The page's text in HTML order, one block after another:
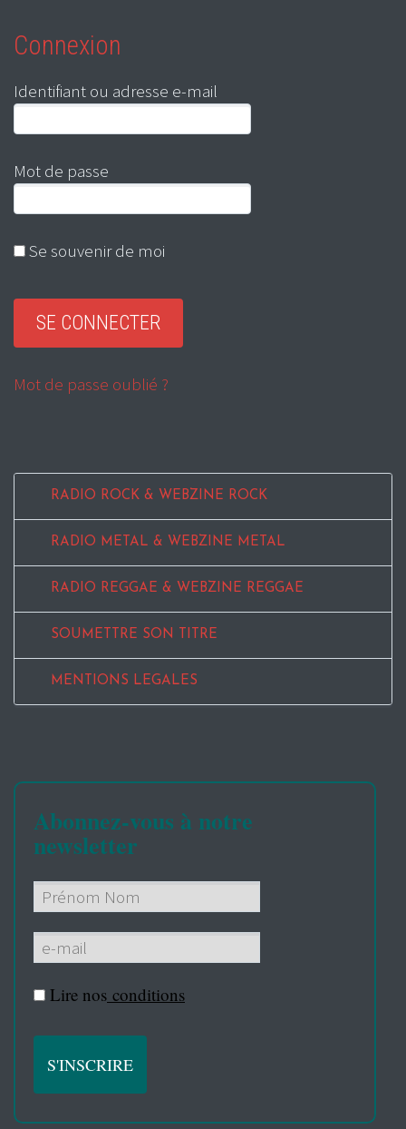
Connexion
Identifiant ou adresse e-mail
Mot de passe
Se souvenir de moi
Mot de passe oublié ?
RADIO ROCK & WEBZINE ROCK
RADIO METAL & WEBZINE METAL
RADIO REGGAE & WEBZINE REGGAE
SOUMETTRE SON TITRE
MENTIONS LEGALES
Abonnez-vous à notre
newsletter
Lire nos conditions